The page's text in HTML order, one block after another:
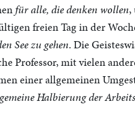
für alle, die denken wollen,
freien Tag in der
See zu gehen. Die
Professor, mit vielen
einer allgemeinen
Halbierung der